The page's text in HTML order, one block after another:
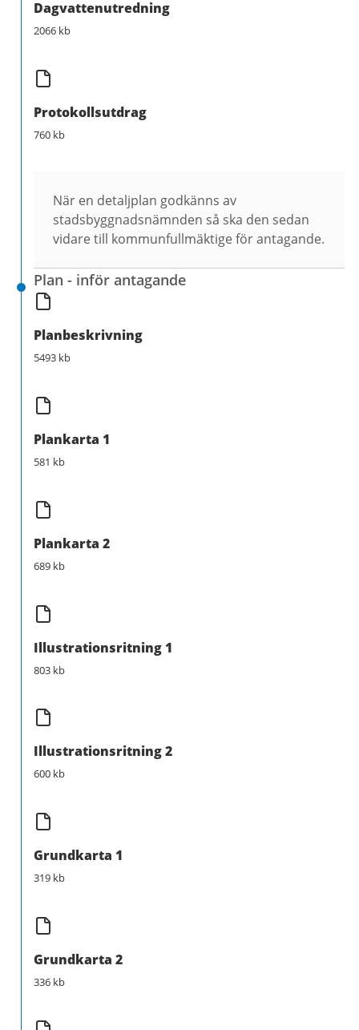
Dagvattenutredning
2066 kb
Protokollsutdrag
760 kb
När en detaljplan godkänns av
stadsbyggnadsnämnden så ska den sedan
vidare till kommunfullmäktige för antagande.
Plan - inför antagande
Planbeskrivning
5493 kb
Plankarta 1
581 kb
Plankarta 2
689 kb
Illustrationsritning 1
803 kb
Illustrationsritning 2
600 kb
Grundkarta 1
319 kb
Grundkarta 2
336 kb